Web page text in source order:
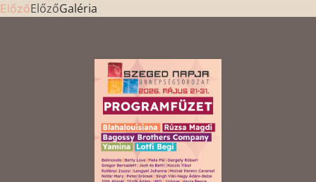
ElőzőElőzőGaléria